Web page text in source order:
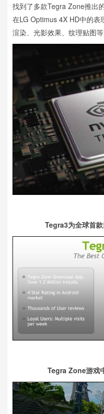
找到了多款Tegra Zone推出
在LG Optimus 4X HD中的
渲染、光影效果、纹理贴图等
Tegra3为全球首
Tegra Zone游戏